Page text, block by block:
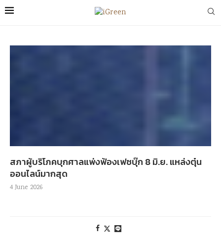
สภาผู้บริโภคบุกศาลแพ่งฟ้องเฟซบุ๊ก 8 มิ.ย. แหล่งตุ๋น
ออนไลน์มากสุด
4 June 2026